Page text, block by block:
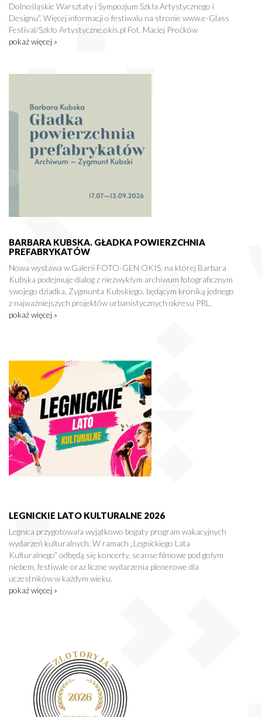
Dolnośląskie Warsztaty i Sympozjum Szkła Artystycznego i
Designu”. Więcej informacji o festiwalu na stronie www.e-Glass
Festival/Szkło Artystyczne.okis.pl Fot. Maciej Proćków
pokaż więcej »
BARBARA KUBSKA. GŁADKA POWIERZCHNIA
PREFABRYKATÓW
Nowa wystawa w Galerii FOTO-GEN OKIS, na której Barbara
Kubska podejmuje dialog z niezwykłym archiwum fotograficznym
swojego dziadka, Zygmunta Kubskiego, będącym kroniką jednego
z najważniejszych projektów urbanistycznych okresu PRL.
pokaż więcej »
LEGNICKIE LATO KULTURALNE 2026
Legnica przygotowała wyjątkowo bogaty program wakacyjnych
wydarzeń kulturalnych. W ramach „Legnickiego Lata
Kulturalnego” odbędą się koncerty, seanse filmowe pod gołym
niebem, festiwale oraz liczne wydarzenia plenerowe dla
uczestników w każdym wieku.
pokaż więcej »